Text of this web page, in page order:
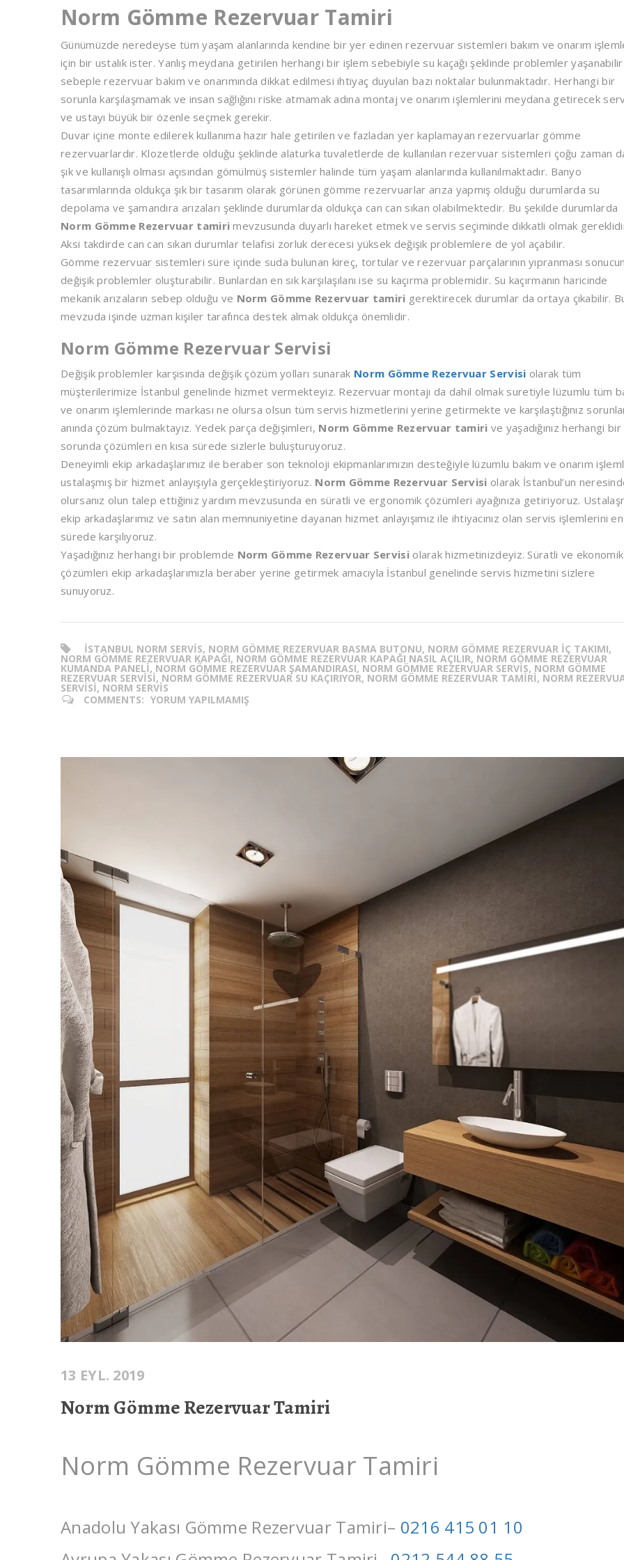
Norm Gömme Rezervuar Tamiri
Günümüzde neredeyse tüm yaşam alanlarında kendine bir yer edinen rezervuar sistemleri bakım ve onarım
için bir ustalık ister. Yanlış meydana getirilen herhangi bir işlem sebebiyle su kaçağı şeklinde problemler
sebeple rezervuar bakım ve onarımında dikkat edilmesi ihtiyaç duyulan bazı noktalar bulunmaktadır. Herhangi bir
sorunla karşılaşmamak ve insan sağlığını riske atmamak adına montaj ve onarım işlemlerini meydana getirecek
ve ustayı büyük bir özenle seçmek gerekir.
Duvar içine monte edilerek kullanıma hazır hale getirilen ve fazladan yer kaplamayan rezervuarlar gömme
rezervuarlardır. Klozetlerde olduğu şeklinde alaturka tuvaletlerde de kullanılan rezervuar sistemleri çoğu zaman
şık ve kullanışlı olması açısından gömülmüş sistemler halinde tüm yaşam alanlarında kullanılmaktadır. Banyo
tasarımlarında oldukça şık bir tasarım olarak görünen gömme rezervuarlar arıza yapmış olduğu durumlarda su
depolama ve şamandıra arızaları şeklinde durumlarda oldukça can can sıkan olabilmektedir. Bu şekilde durumlarda
Norm Gömme Rezervuar tamirimevzusunda duyarlı hareket etmek ve servis seçiminde dikkatli olmak
Aksi takdirde can can sıkan durumlar telafisi zorluk derecesi yüksek değişik problemlere de yol açabilir.
Gömme rezervuar sistemleri süre içinde suda bulunan kireç, tortular ve rezervuar parçalarının yıpranması
değişik problemler oluşturabilir. Bunlardan en sık karşılaşılanı ise su kaçırma problemidir. Su kaçırmanın haricinde
mekanik arızaların sebep olduğu ve Norm Gömme Rezervuar tamiri gerektirecek durumlar da ortaya çıkabilir.
mevzuda işinde uzman kişiler tarafınca destek almak oldukça önemlidir.
Norm Gömme Rezervuar Servisi
Değişik problemler karşısında değişik çözüm yolları sunarak Norm Gömme Rezervuar Servisi olarak tüm
müşterilerimize İstanbul genelinde hizmet vermekteyiz. Rezervuar montajı da dahil olmak suretiyle lüzumlu tüm
ve onarım işlemlerinde markası ne olursa olsun tüm servis hizmetlerini yerine getirmekte ve karşılaştığınız
anında çözüm bulmaktayız. Yedek parça değişimleri, Norm Gömme Rezervuar tamiri ve yaşadığınız herhangi bir
sorunda çözümleri en kısa sürede sizlerle buluşturuyoruz.
Deneyimli ekip arkadaşlarımız ile beraber son teknoloji ekipmanlarımızın desteğiyle lüzumlu bakım ve onarım
ustalaşmış bir hizmet anlayışıyla gerçekleştiriyoruz. Norm Gömme Rezervuar Servisi olarak İstanbul’un
olursanız olun talep ettiğiniz yardım mevzusunda en süratli ve ergonomik çözümleri ayağınıza getiriyoruz.
ekip arkadaşlarımız ve satın alan memnuniyetine dayanan hizmet anlayışımız ile ihtiyacınız olan servis işlemlerini en
sürede karşılıyoruz.
Yaşadığınız herhangi bir problemde Norm Gömme Rezervuar Servisi olarak hizmetinizdeyiz. Süratli ve ekonomik
çözümleri ekip arkadaşlarımızla beraber yerine getirmek amacıyla İstanbul genelinde servis hizmetini sizlere
sunuyoruz.
ISTANBUL NORM SERVIS, NORM GÖMME REZERVUAR BASMA BUTONU, NORM GÖMME REZERVUAR İÇ TAKIMI,
NORM GÖMME REZERVUAR KAPAĞI, NORM GÖMME REZERVUAR KAPAĞI NASIL AÇILIR, NORM GÖMME REZERVUAR
KUMANDA PANELI, NORM GÖMME REZERVUAR ŞAMANDIRASI, NORM GÖMME REZERVUAR SERVIS, NORM GÖMME
REZERVUAR SERVISI, NORM GÖMME REZERVUAR SU KAÇIRIYOR, NORM GÖMME REZERVUAR TAMIRI, NORM
SERVISI, NORM SERVIS
COMMENTS: YORUM YAPILMAMIŞ
13 EYL. 2019
Norm Gömme Rezervuar Tamiri
Norm Gömme Rezervuar Tamiri
Anadolu Yakası Gömme Rezervuar Tamiri– 0216 415 01 10